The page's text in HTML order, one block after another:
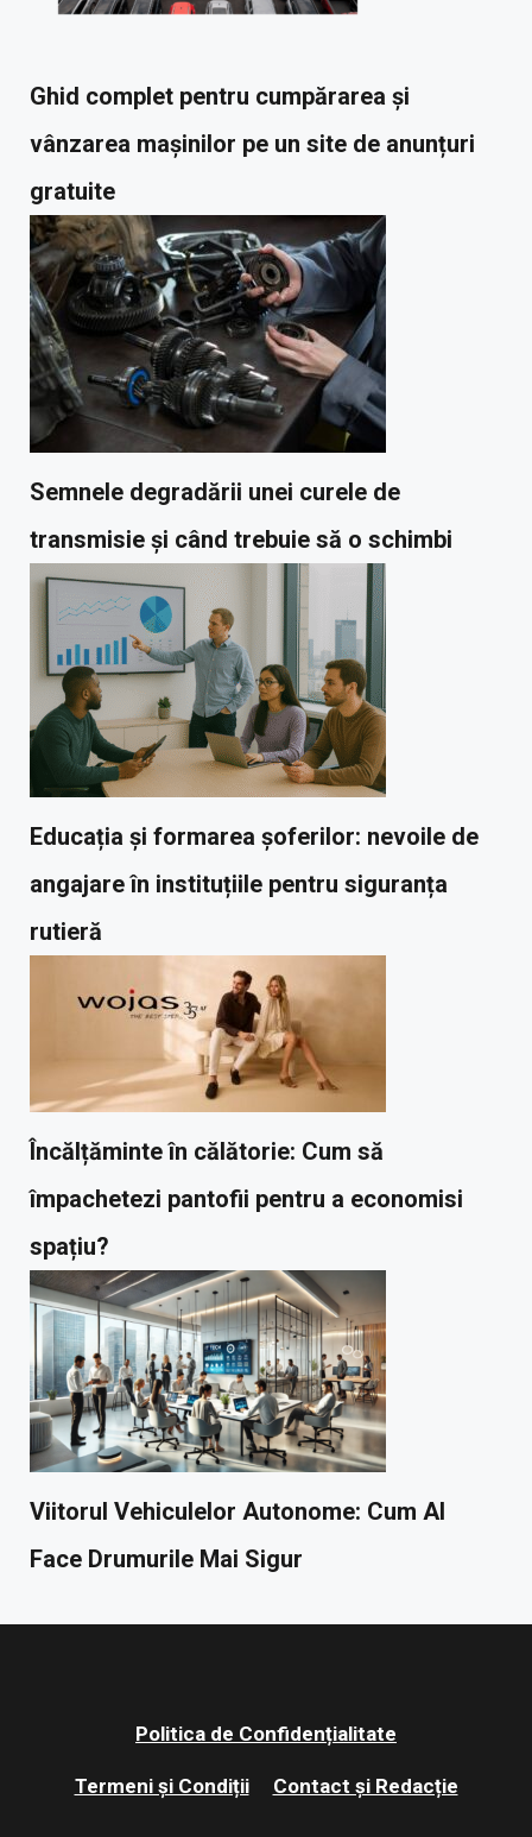
Ghid complet pentru cumpărarea și
vânzarea mașinilor pe un site de anunțuri
gratuite
Semnele degradării unei curele de
transmisie și când trebuie să o schimbi
Educația și formarea șoferilor: nevoile de
angajare în instituțiile pentru siguranța
rutieră
Încălțăminte în călătorie: Cum să
împachetezi pantofii pentru a economisi
spațiu?
Viitorul Vehiculelor Autonome: Cum AI
Face Drumurile Mai Sigur
Politica de Confidențialitate
Termeni și Condiții Contact și Redacție